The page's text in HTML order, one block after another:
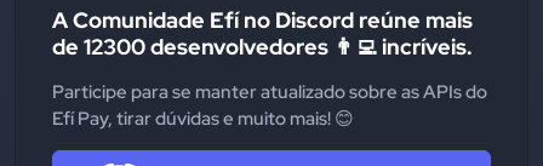
A Comunidade Efí no Discord reúne mais
de 12300 desenvolvedores 👨‍💻 incríveis.
Participe para se manter atualizado sobre as APIs do
Efí Pay, tirar dúvidas e muito mais! 😊